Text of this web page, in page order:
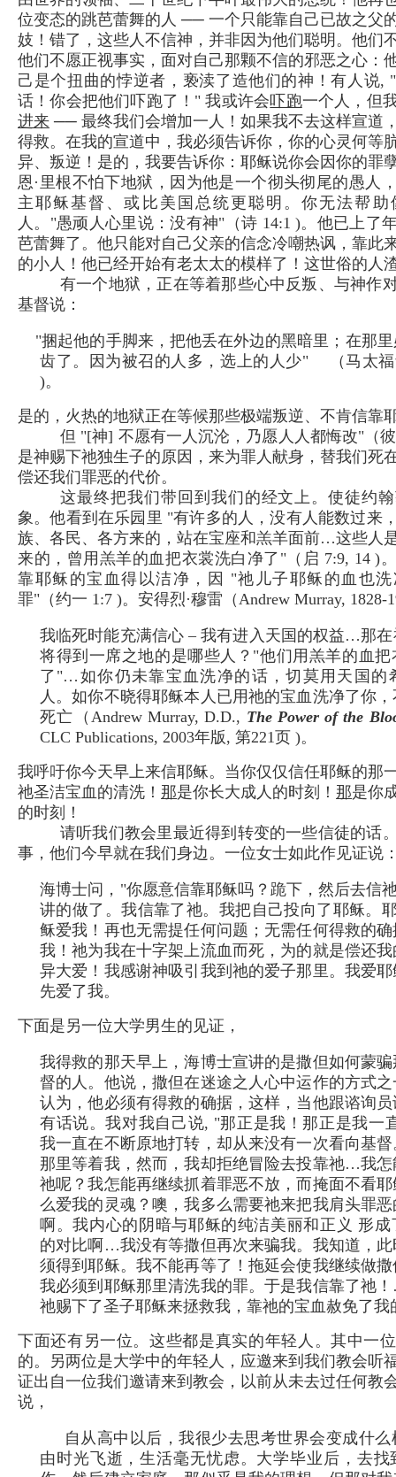
位变态的跳芭蕾舞的人 ── 一个只能靠自己已故之父
妓！错了，这些人不信神，并非因为他们聪明。他们
他们不愿正视事实，面对自己那颗不信的邪恶之心：
己是个扭曲的悖逆者，亵渎了造他们的神！有人说,
话！你会把他们吓跑了！" 我或许会吓跑一个人，但
进来 ── 最终我们会增加一人！如果我不去这样宣道
得救。在我的宣道中，我必须告诉你，你的心灵何等
异、叛逆！是的，我要告诉你：耶稣说你会因你的罪
恩·里根不怕下地狱，因为他是一个彻头彻尾的愚人
主耶稣基督、或比美国总统更聪明。你无法帮助
人。"愚顽人心里说：没有神"（诗 14:1 )。他已上了
芭蕾舞了。他只能对自己父亲的信念冷嘲热讽，靠此
的小人！他已经开始有老太太的模样了！这世俗的人
有一个地狱，正在等着那些心中反叛、与神作
基督说：
"捆起他的手脚来，把他丢在外边的黑暗里；在那
齿了。因为被召的人多，选上的人少" （马太福
)。
是的，火热的地狱正在等候那些极端叛逆、不肯信靠
但 "[神] 不愿有一人沉沦，乃愿人人都悔改"（
是神赐下祂独生子的原因，来为罪人献身，替我们死
偿还我们罪恶的代价。
这最终把我们带回到我们的经文上。使徒约
象。他看到在乐园里 "有许多的人，没有人能数过来
族、各民、各方来的，站在宝座和羔羊面前…这些人
来的，曾用羔羊的血把衣裳洗白净了"（启 7:9, 14 )
靠耶稣的宝血得以洁净，因 "祂儿子耶稣的血也
罪"（约一 1:7 )。安得烈·穆雷（Andrew Murray, 1828-
我临死时能充满信心 – 我有进入天国的权益…那
将得到一席之地的是哪些人？"他们用羔羊的血把
了"…如你仍未靠宝血洗净的话，切莫用天国的
人。如你不晓得耶稣本人已用祂的宝血洗净了你
死亡（Andrew Murray, D.D., The Power of the
CLC Publications, 2003年版, 第221页 )。
我呼吁你今天早上来信耶稣。当你仅仅信任耶稣的那
祂圣洁宝血的清洗！ 那是你长大成人的时刻！ 那是你
的时刻！
请听我们教会里最近得到转变的一些信徒的话
事，他们今早就在我们身边。一位女士如此作见证说
海博士问，"你愿意信靠耶稣吗？跪下，然后去信
讲的做了。我信靠了祂。我把自己投向了耶稣。
稣爱我！再也无需提任何问题；无需任何得救的
我！祂为我在十字架上流血而死，为的就是偿还
异大爱！我感谢神吸引我到祂的爱子那里。我爱
先爱了我。
下面是另一位大学男生的见证，
我得救的那天早上，海博士宣讲的是撒但如何蒙
督的人。他说，撒但在迷途之人心中运作的方式
认为，他必须有得救的确据，这样，当他跟谘询
有话说。我对我自己说, "那正是我！那正是我一
我一直在不断原地打转，却从来没有一次看向基
那里等着我，然而，我却拒绝冒险去投靠祂…我
祂呢？我怎能再继续抓着罪恶不放，而掩面不看
么爱我的灵魂？噢，我多么需要祂来把我肩头罪
啊。我内心的阴暗与耶稣的纯洁美丽和正义 形成
的对比啊…我没有等撒但再次来骗我。我知道，
须得到耶稣。我不能再等了！拖延会使我继续做
我必须到耶稣那里清洗我的罪。于是我信靠了祂
祂赐下了圣子耶稣来拯救我，靠祂的宝血赦免了我
下面还有另一位。这些都是真实的年轻人。其中一
的。另两位是大学中的年轻人，应邀来到我们教会听
证出自一位我们邀请来到教会，以前从未去过任何教
说，
自从高中以后，我很少去思考世界会变成什么
由时光飞逝，生活毫无忧虑。大学毕业后，去找